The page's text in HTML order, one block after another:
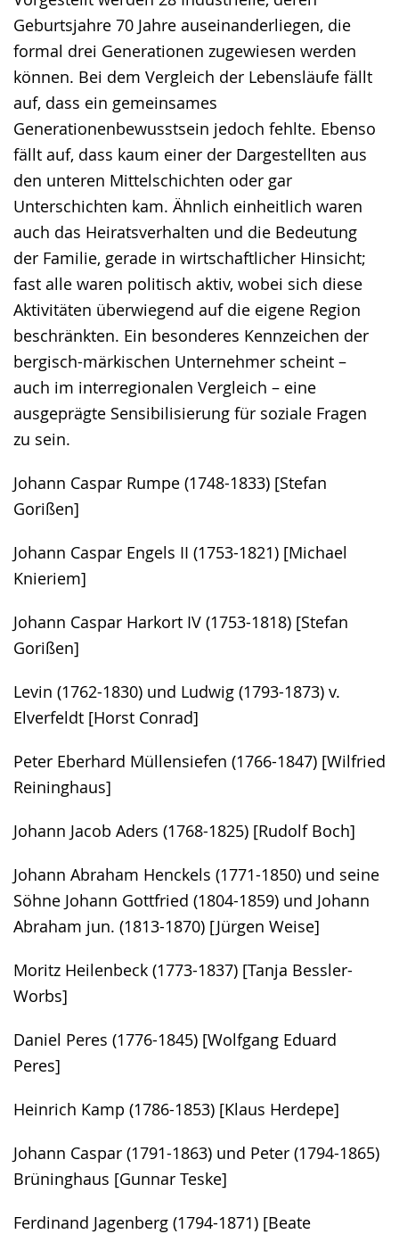
Geburtsjahre 70 Jahre auseinanderliegen, die
formal drei Generationen zugewiesen werden
können. Bei dem Vergleich der Lebensläufe fällt
auf, dass ein gemeinsames
Generationenbewusstsein jedoch fehlte. Ebenso
fällt auf, dass kaum einer der Dargestellten aus
den unteren Mittelschichten oder gar
Unterschichten kam. Ähnlich einheitlich waren
auch das Heiratsverhalten und die Bedeutung
der Familie, gerade in wirtschaftlicher Hinsicht;
fast alle waren politisch aktiv, wobei sich diese
Aktivitäten überwiegend auf die eigene Region
beschränkten. Ein besonderes Kennzeichen der
bergisch-märkischen Unternehmer scheint –
auch im interregionalen Vergleich – eine
ausgeprägte Sensibilisierung für soziale Fragen
zu sein.
Johann Caspar Rumpe (1748-1833) [Stefan
Gorißen]
Johann Caspar Engels II (1753-1821) [Michael
Knieriem]
Johann Caspar Harkort IV (1753-1818) [Stefan
Gorißen]
Levin (1762-1830) und Ludwig (1793-1873) v.
Elverfeldt [Horst Conrad]
Peter Eberhard Müllensiefen (1766-1847) [Wilfried
Reininghaus]
Johann Jacob Aders (1768-1825) [Rudolf Boch]
Johann Abraham Henckels (1771-1850) und seine
Söhne Johann Gottfried (1804-1859) und Johann
Abraham jun. (1813-1870) [Jürgen Weise]
Moritz Heilenbeck (1773-1837) [Tanja Bessler-
Worbs]
Daniel Peres (1776-1845) [Wolfgang Eduard
Peres]
Heinrich Kamp (1786-1853) [Klaus Herdepe]
Johann Caspar (1791-1863) und Peter (1794-1865)
Brüninghaus [Gunnar Teske]
Ferdinand Jagenberg (1794-1871) [Beate